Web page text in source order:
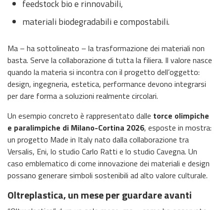
feedstock bio e rinnovabili,
materiali biodegradabili e compostabili.
Ma – ha sottolineato – la trasformazione dei materiali non
basta. Serve la collaborazione di tutta la filiera. Il valore nasce
quando la materia si incontra con il progetto dell’oggetto:
design, ingegneria, estetica, performance devono integrarsi
per dare forma a soluzioni realmente circolari.
Un esempio concreto è rappresentato dalle torce olimpiche
e paralimpiche di Milano-Cortina 2026, esposte in mostra:
un progetto Made in Italy nato dalla collaborazione tra
Versalis, Eni, lo studio Carlo Ratti e lo studio Cavegna. Un
caso emblematico di come innovazione dei materiali e design
possano generare simboli sostenibili ad alto valore culturale.
Oltreplastica, un mese per guardare avanti